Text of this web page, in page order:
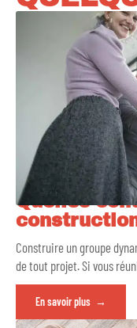
Quelles
Construire un groupe
de tout projet. Si vous
En savoir plus